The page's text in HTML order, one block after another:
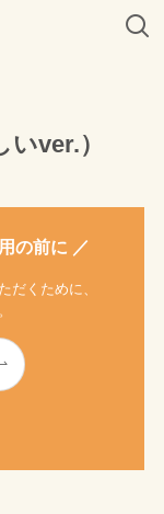
ver.）
の前に ／
だくために、